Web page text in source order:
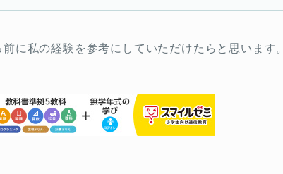
に私の経験を参考にしていただけたらと思います。